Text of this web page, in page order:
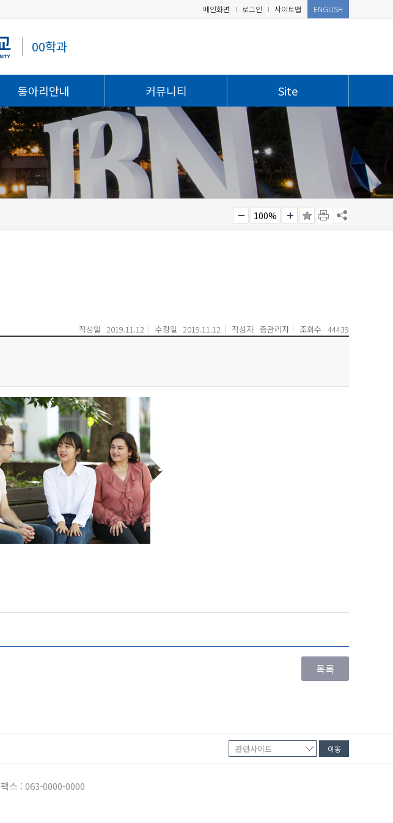
00학과
메인화면 로그인 사이트맵 ENGLISH
동아리안내 커뮤니티 Site
100%
작성일 2019.11.12 수정일 2019.11.12 작성자 총관리자 조회수 44439
팩스 : 063-0000-0000